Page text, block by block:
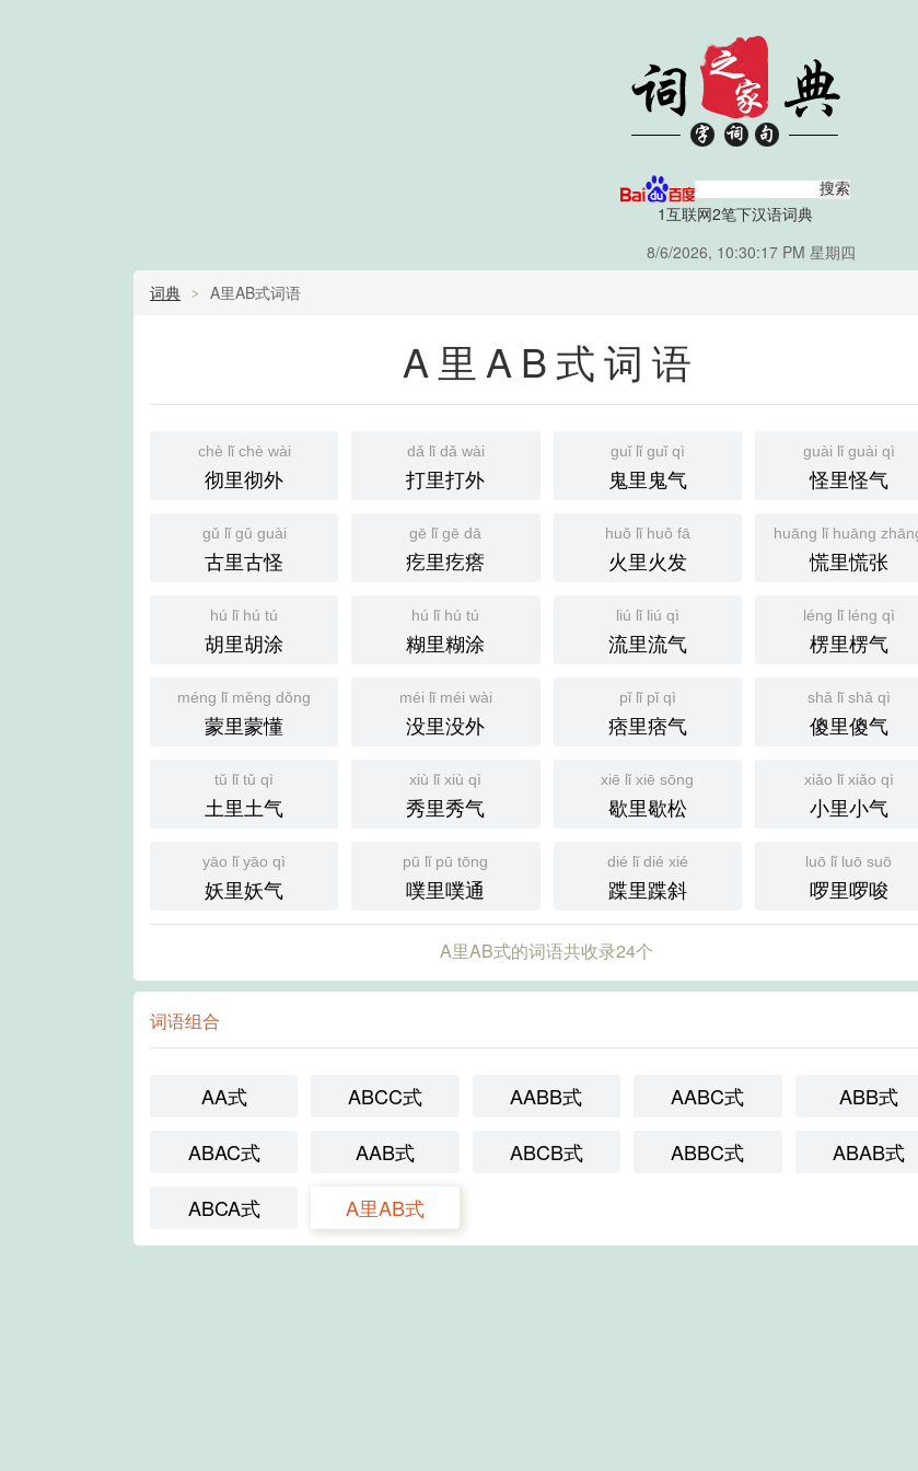
1互联网2笔下汉语词典
8/6/2026, 10:30:18 PM 星期四
词典
A里AB式词语
A里AB式词语
chè lǐ chè wài
彻里彻外
dǎ lǐ dǎ wài
打里打外
guǐ lǐ guǐ qì
鬼里鬼气
guài lǐ guài qì
怪里怪气
gǔ lǐ gǔ guài
古里古怪
gē lǐ gē dā
疙里疙瘩
huǒ lǐ huǒ fā
火里火发
huāng lǐ huāng
慌里慌张
hú lǐ hú tú
胡里胡涂
hú lǐ hú tú
糊里糊涂
liú lǐ liú qì
流里流气
léng lǐ léng qì
楞里楞气
méng lǐ měng dǒng
蒙里蒙懂
méi lǐ méi wài
没里没外
pǐ lǐ pǐ qì
痞里痞气
shǎ lǐ shǎ qì
傻里傻气
tǔ lǐ tǔ qì
土里土气
xiù lǐ xiù qì
秀里秀气
xiē lǐ xiē sōng
歇里歇松
xiǎo lǐ xiǎo qì
小里小气
yāo lǐ yāo qì
妖里妖气
pū lǐ pū tōng
噗里噗通
dié lǐ dié xié
蹀里蹀斜
luō lǐ luō suō
啰里啰唆
A里AB式的词语共收录24个
词语组合
AA式 ABCC式 AABB式 AABC式
ABB式
ABAC式
AAB式 ABCB式 ABBC式
ABAB式
ABCA式
A里AB式